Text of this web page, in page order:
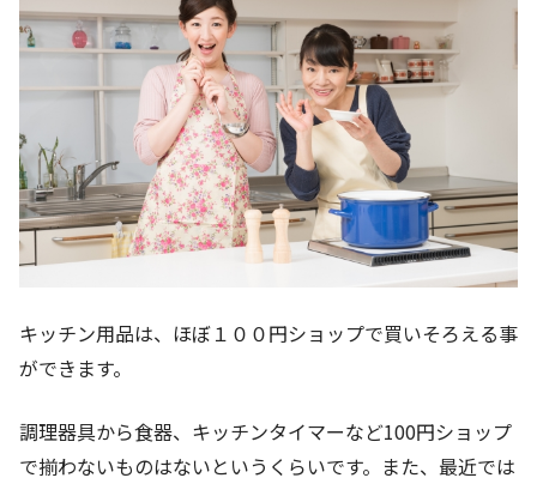
キッチン用品は、ほぼ１００円ショップで買いそろえる事
ができます。
調理器具から食器、キッチンタイマーなど100円ショップ
で揃わないものはないというくらいです。また、 最近では